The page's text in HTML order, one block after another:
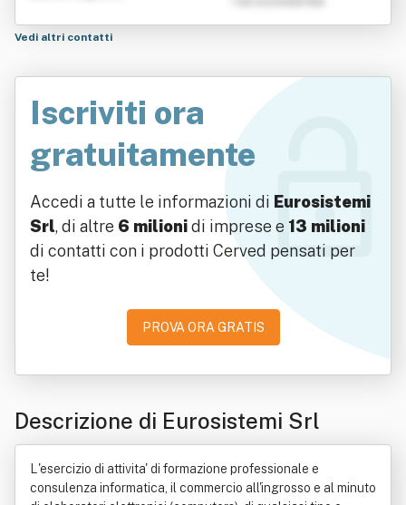
Vedi altri contatti
Iscriviti ora
gratuitamente
Accedi a tutte le informazioni di Eurosistemi
Srl, di altre 6 milionidi imprese e 13 milioni
di contatti con i prodotti Cerved pensati per
te!
PROVA ORA GRATIS
Descrizione di Eurosistemi Srl
L'esercizio di attivita' di formazione professionale e
consulenza informatica, il commercio all'ingrosso e al minuto